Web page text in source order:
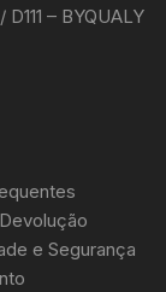
D111 – BYQUALY
e Segurança